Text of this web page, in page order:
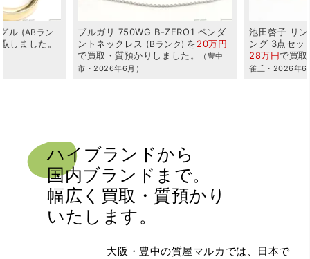
ペンダ
を20万円
池田啓子 リングペンダント イヤリ
ング 3点セット ABランク
を
28万円 で買取しました。（川西市・雲
雀丘・2026年6月）
ミキモト サ
スクエアネ
22万円で買
（西宮市・神戸
ハイブランドから
国内ブランドまで。
幅広く買取・質預かり
いたします。
大阪・豊中の質屋マルカでは、日本で